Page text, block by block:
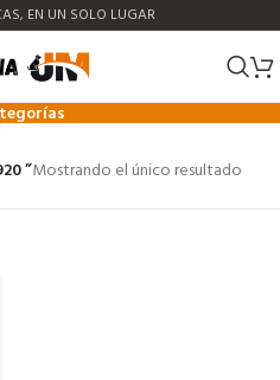
EN UN SOLO LUGAR
”Mostrando el único resultado